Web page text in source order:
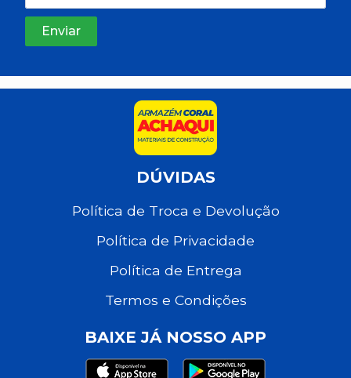
DÚVIDAS
Política de Troca e Devolução
Política de Privacidade
Política de Entrega
Termos e Condições
BAIXE JÁ NOSSO APP